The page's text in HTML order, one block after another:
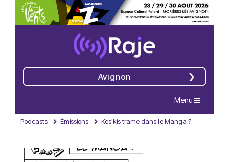
Avignon
Navigation
Menu
Podcasts Émissions Kes'kis trame dans le Manga ?